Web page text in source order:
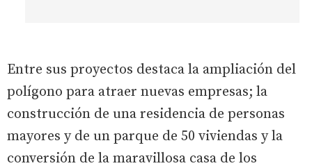
Entre sus proyectos destaca la ampliación del
polígono para atraer nuevas empresas; la
construcción de una residencia de personas
mayores y de un parque de 50 viviendas y la
conversión de la maravillosa casa de los